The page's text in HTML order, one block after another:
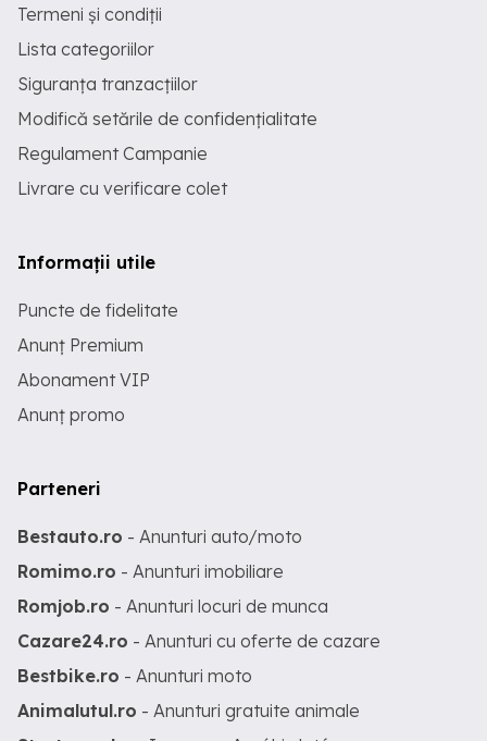
Termeni și condiții
Lista categoriilor
Siguranța tranzacțiilor
Modifică setările de confidențialitate
Regulament Campanie
Livrare cu verificare colet
Informații utile
Puncte de fidelitate
Anunț Premium
Abonament VIP
Anunț promo
Parteneri
Bestauto.ro - Anunturi auto/moto
Romimo.ro - Anunturi imobiliare
Romjob.ro - Anunturi locuri de munca
Cazare24.ro - Anunturi cu oferte de cazare
Bestbike.ro - Anunturi moto
Animalutul.ro - Anunturi gratuite animale